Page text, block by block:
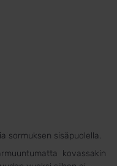
sormuksen sisäpuolella.
kovassakin